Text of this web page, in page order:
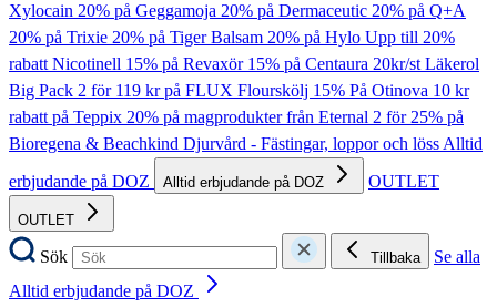
Xylocain 20% på Geggamoja 20% på Dermaceutic 20% på Q+A
20% på Trixie 20% på Tiger Balsam 20% på Hylo Upp till 20%
rabatt Nicotinell 15% på Revaxör 15% på Centaura 20kr/st Läkerol
Big Pack 2 för 119 kr på FLUX Flourskölj 15% På Otinova 10 kr
rabatt på Teppix 20% på magprodukter från Eternal 2 för 25% på
Bioregena & Beachkind Djurvård - Fästingar, loppor och lössAlltid
erbjudande på DOZ
Alltid erbjudande på DOZ OUTLET
OUTLET
Sök Tillbaka
Se alla
Alltid erbjudande på DOZ